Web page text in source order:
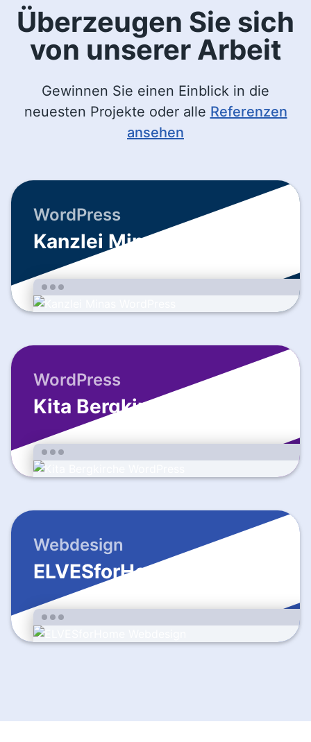
Überzeugen Sie sich
von unserer Arbeit
Gewinnen Sie einen Einblick in die
neuesten Projekte oder alle Referenzen
ansehen
WordPress
Kanzlei Minas
WordPress
Kita Bergkirche
Webdesign
ELVESforHome